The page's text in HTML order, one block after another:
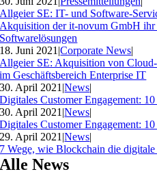
Allgeier SE: IT- und Software-
Akquisition der it-novum GmbH
Softwarelösungen
18. Juni 2021 |Corporate News|
Allgeier SE: Akquisition von
im Geschäftsbereich Enterprise IT
30. April 2021 |News|
Digitales Customer Engagement:
30. April 2021 |News|
Digitales Customer Engagement:
29. April 2021 |News|
7 Wege, wie Blockchain die
Alle News